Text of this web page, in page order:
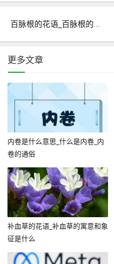
百脉根的花语_百脉根的寓意和象征是什么？
更多文章
内卷是什么意思_什么是内卷_内
卷的通俗
补血草的花语_补血草的寓意和象
征是什么